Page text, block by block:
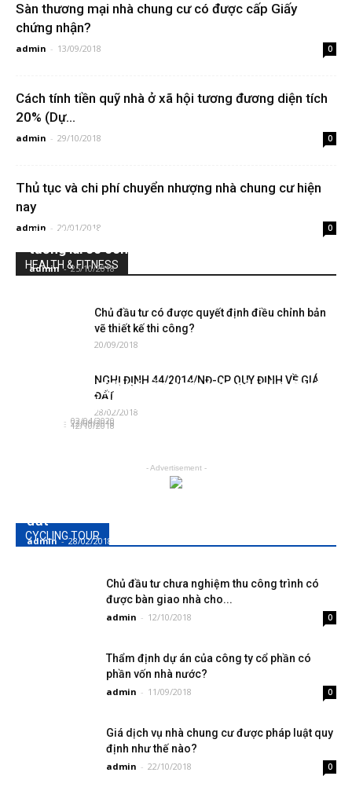
Sàn thương mại nhà chung cư có được cấp Giấy
chứng nhận?
admin - 13/09/2018 0
Cách tính tiền quỹ nhà ở xã hội tương đương diện tích
20% (Dự...
admin - 29/10/2018 0
Thủ tục và chi phí chuyển nhượng nhà chung cư hiện
nay
admin - 20/01/2018 0
HEALTH & FITNESS
Hợp đồng thế chấp nhà ở hình thành trong
tương lai có còn hiệu lực khi hoàn thiện nhà?
admin - 25/10/2018
Chủ đầu tư có được quyết định điều chỉnh bản
vẽ thiết kế thi công?
20/09/2018
NGHỊ ĐỊNH 44/2014/NĐ-CP QUY ĐỊNH VỀ GIÁ
ĐẤT
28/02/2018
Nhà thầu chính có cần chứng chỉ năng lực hoạt
động xây dựng?
- 02/04/2020
Những vấn đề pháp lý cần lưu ý khi mua nhà
chung cư (P2)
- 22/09/2018
Chủ đầu tư chưa nghiệm thu công trình có
được bàn giao nhà cho khách hàng?
- 12/10/2018
- Advertisement -
CYCLING TOUR
đất
admin - 28/02/2018
Chủ đầu tư chưa nghiệm thu công trình có
được bàn giao nhà cho...
admin - 12/10/2018 0
Thẩm định dự án của công ty cổ phần có
phần vốn nhà nước?
admin - 11/09/2018 0
Giá dịch vụ nhà chung cư được pháp luật quy
định như thế nào?
admin - 22/10/2018 0